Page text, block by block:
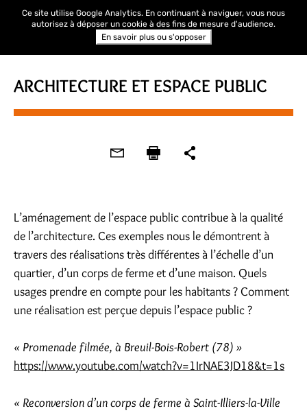
ARCHITECTURE ET ESPACE PUBLIC
L’aménagement de l’espace public contribue à la qualité
de l’architecture. Ces exemples nous le démontrent à
travers des réalisations très différentes à l’échelle d’un
quartier, d’un corps de ferme et d’une maison. Quels
usages prendre en compte pour les habitants ? Comment
une réalisation est perçue depuis l’espace public ?
« Promenade filmée, à Breuil-Bois-Robert (78) »
https://www.youtube.com/watch?v=1IrNAE3JD18&t=1s
« Reconversion d’un corps de ferme à Saint-Illiers-la-Ville
Ce site utilise Google Analytics. En continuant à naviguer, vous nous
autorisez à déposer un cookie à des fins de mesure d'audience.
En savoir plus ou s'opposer